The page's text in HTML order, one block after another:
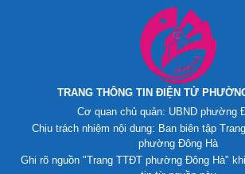
TRANG THÔNG TIN ĐIỆN TỬ
Cơ quan chủ quản: UBND phường
Chịu trách nhiệm nội dung: Ban biên tập
phường Đông Hà
Ghi rõ nguồn "Trang TTĐT phường Đông Hà"